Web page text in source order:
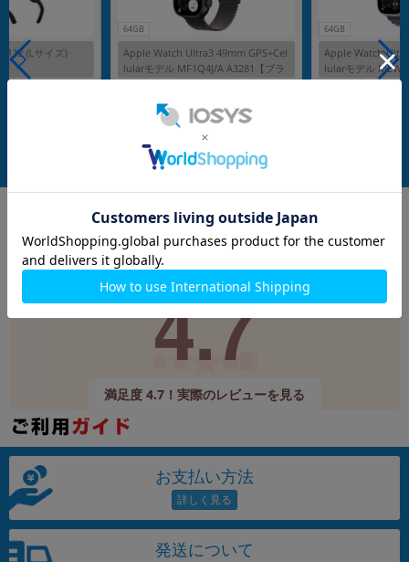
(Lサイズ)
64GB
Apple Watch Ultra3 49mm GPS+Cel
lularモデル MF1Q4J/A A3281【ブラ
ックチタニウムケース/ブラックチタ
発売日：2025/09
在庫数：1
中古Cランク 99,800 円
64GB
Apple Watch
lularモデル
ュラルチタニウム
Googleレビュー
9,520件(12/24時点)
4.7
満足度 4.7！実際のレビューを見る
お支払い方法
発送について